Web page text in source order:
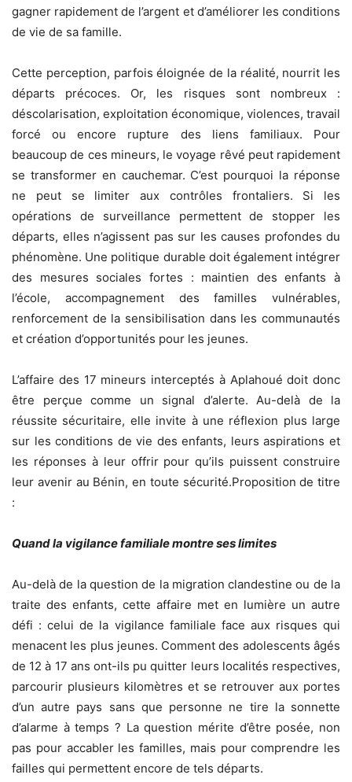
gagner rapidement de l’argent et d’améliorer les conditions
de vie de sa famille.
Cette perception, parfois éloignée de la réalité, nourrit les
départs précoces. Or, les risques sont nombreux :
déscolarisation, exploitation économique, violences, travail
forcé ou encore rupture des liens familiaux. Pour
beaucoup de ces mineurs, le voyage rêvé peut rapidement
se transformer en cauchemar. C’est pourquoi la réponse
ne peut se limiter aux contrôles frontaliers. Si les
opérations de surveillance permettent de stopper les
départs, elles n’agissent pas sur les causes profondes du
phénomène. Une politique durable doit également intégrer
des mesures sociales fortes : maintien des enfants à
l’école, accompagnement des familles vulnérables,
renforcement de la sensibilisation dans les communautés
et création d’opportunités pour les jeunes.
L’affaire des 17 mineurs interceptés à Aplahoué doit donc
être perçue comme un signal d’alerte. Au-delà de la
réussite sécuritaire, elle invite à une réflexion plus large
sur les conditions de vie des enfants, leurs aspirations et
les réponses à leur offrir pour qu’ils puissent construire
leur avenir au Bénin, en toute sécurité.Proposition de titre
:
Quand la vigilance familiale montre ses limites
Au-delà de la question de la migration clandestine ou de la
traite des enfants, cette affaire met en lumière un autre
défi : celui de la vigilance familiale face aux risques qui
menacent les plus jeunes. Comment des adolescents âgés
de 12 à 17 ans ont-ils pu quitter leurs localités respectives,
parcourir plusieurs kilomètres et se retrouver aux portes
d’un autre pays sans que personne ne tire la sonnette
d’alarme à temps ? La question mérite d’être posée, non
pas pour accabler les familles, mais pour comprendre les
failles qui permettent encore de tels départs.